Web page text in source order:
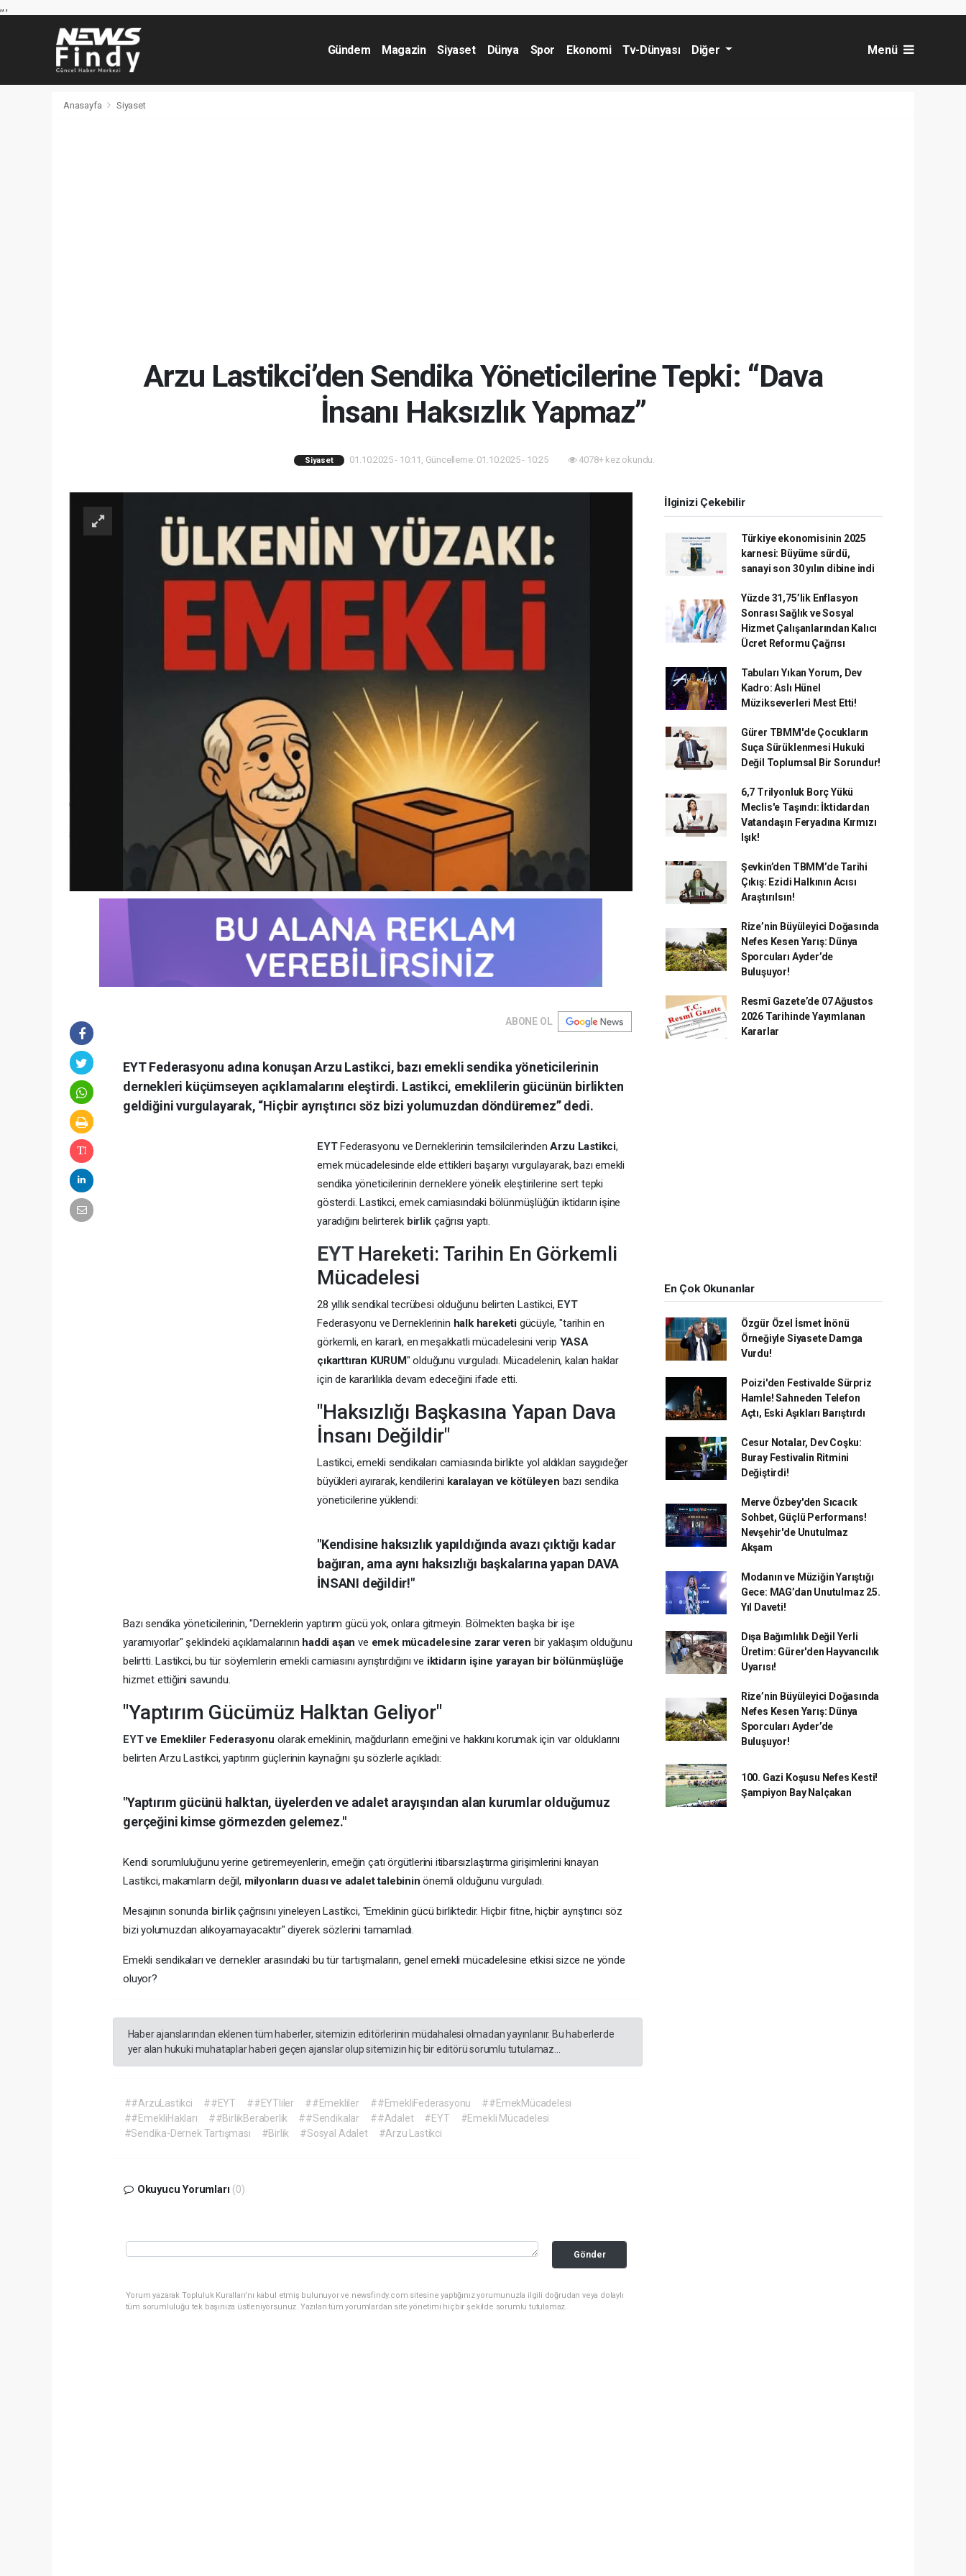
,,,
Gündem Magazin Siyaset Dünya Spor Ekonomi Tv-Dünyası Diğer Menü
Anasayfa Siyaset
Arzu Lastikci’den Sendika Yöneticilerine Tepki: “Dava
İnsanı Haksızlık Yapmaz”
Siyaset 01.10.2025 - 10:11, Güncelleme: 01.10.2025 - 10:25 4078+ kez okundu.
ABONE OL
EYT Federasyonu adına konuşan Arzu Lastikci, bazı emekli sendika yöneticilerinin
dernekleri küçümseyen açıklamalarını eleştirdi. Lastikci, emeklilerin gücünün birlikten
geldiğini vurgulayarak, “Hiçbir ayrıştırıcı söz bizi yolumuzdan döndüremez” dedi.
EYTFederasyonu ve Derneklerinin temsilcilerindenArzu Lastikci,
emek mücadelesinde elde ettikleri başarıyı vurgulayarak, bazı emekli
sendika yöneticilerinin derneklere yönelik eleştirilerine sert tepki
gösterdi. Lastikci, emek camiasındaki bölünmüşlüğün iktidarın işine
yaradığını belirterek birlik çağrısı yaptı.
EYT Hareketi: Tarihin En Görkemli
Mücadelesi
28 yıllık sendikal tecrübesi olduğunu belirten Lastikci, EYT
Federasyonu ve Derneklerinin halk hareketi gücüyle, "tarihin en
görkemli, en kararlı, en meşakkatli mücadelesini verip YASA
çıkarttıran KURUM" olduğunu vurguladı. Mücadelenin, kalan haklar
için de kararlılıkla devam edeceğini ifade etti.
"Haksızlığı Başkasına Yapan Dava
İnsanı Değildir"
Lastikci, emekli sendikaları camiasında birlikte yol aldıkları saygıdeğer
büyükleri ayırarak, kendilerini karalayan ve kötüleyen bazı sendika
yöneticilerine yüklendi:
"Kendisine haksızlık yapıldığında avazı çıktığı kadar
bağıran, ama aynı haksızlığı başkalarına yapan DAVA
İNSANI değildir!"
Bazı sendika yöneticilerinin, "Derneklerin yaptırım gücü yok, onlara gitmeyin. Bölmekten başka bir işe
yaramıyorlar" şeklindeki açıklamalarının haddi aşan ve emek mücadelesine zarar veren bir yaklaşım olduğunu
belirtti. Lastikci, bu tür söylemlerin emekli camiasını ayrıştırdığını ve iktidarın işine yarayan bir bölünmüşlüğe
hizmet ettiğini savundu.
"Yaptırım Gücümüz Halktan Geliyor"
EYTve Emekliler Federasyonu olarak emeklinin, mağdurların emeğini ve hakkını korumak için var olduklarını
belirten Arzu Lastikci, yaptırım güçlerinin kaynağını şu sözlerle açıkladı:
"Yaptırım gücünü halktan, üyelerden ve adalet arayışından alan kurumlar olduğumuz
gerçeğini kimse görmezden gelemez."
Kendi sorumluluğunu yerine getiremeyenlerin, emeğin çatı örgütlerini itibarsızlaştırma girişimlerini kınayan
Lastikci, makamların değil, milyonların duası ve adalet talebinin önemli olduğunu vurguladı.
Mesajının sonunda birlikçağrısını yineleyen Lastikci, "Emeklinin gücü birliktedir. Hiçbir fitne, hiçbir ayrıştırıcı söz
bizi yolumuzdan alıkoyamayacaktır" diyerek sözlerini tamamladı.
Emekli sendikaları ve dernekler arasındaki bu tür tartışmaların, genel emekli mücadelesine etkisi sizce ne yönde
oluyor?
Haber ajanslarından eklenen tüm haberler, sitemizin editörlerinin müdahalesi olmadan yayınlanır. Bu haberlerde
yer alan hukuki muhataplar haberi geçen ajanslar olup sitemizin hiç bir editörü sorumlu tutulamaz...
##ArzuLastikci ##EYT ##EYTliler ##Emekliler ##EmekliFederasyonu
##EmekMücadelesi
##EmekliHakları
##BirlikBeraberlik ##Sendikalar ##Adalet #EYT
#Emekli Mücadelesi
#Sendika-Dernek Tartışması
#Birlik #Sosyal Adalet #Arzu Lastikci
Okuyucu Yorumları (0)
Gönder
Yorum yazarak Topluluk Kuralları’nı kabul etmiş bulunuyor ve newsfindy.com sitesine yaptığınız yorumunuzla ilgili doğrudan veya dolaylı
tüm sorumluluğu tek başınıza üstleniyorsunuz. Yazılan tüm yorumlardan site yönetimi hiçbir şekilde sorumlu tutulamaz.
İlginizi Çekebilir
Türkiye ekonomisinin 2025
karnesi: Büyüme sürdü,
sanayi son 30 yılın dibine indi
Yüzde 31,75’lik Enflasyon
Sonrası Sağlık ve Sosyal
Hizmet Çalışanlarından Kalıcı
Ücret Reformu Çağrısı
Tabuları Yıkan Yorum, Dev
Kadro: Aslı Hünel
Müzikseverleri Mest Etti!
Gürer TBMM'de Çocukların
Suça Sürüklenmesi Hukuki
Değil Toplumsal Bir Sorundur!
6,7 Trilyonluk Borç Yükü
Meclis'e Taşındı: İktidardan
Vatandaşın Feryadına Kırmızı
Işık!
Şevkin’den TBMM’de Tarihi
Çıkış: Ezidi Halkının Acısı
Araştırılsın!
Rize’nin Büyüleyici Doğasında
Nefes Kesen Yarış: Dünya
Sporcuları Ayder’de
Buluşuyor!
Resmî Gazete’de 07 Ağustos
2026 Tarihinde Yayımlanan
Kararlar
En Çok Okunanlar
Özgür Özel İsmet İnönü
Örneğiyle Siyasete Damga
Vurdu!
Poizi'den Festivalde Sürpriz
Hamle! Sahneden Telefon
Açtı, Eski Aşıkları Barıştırdı
Cesur Notalar, Dev Coşku:
Buray Festivalin Ritmini
Değiştirdi!
Merve Özbey'den Sıcacık
Sohbet, Güçlü Performans!
Nevşehir'de Unutulmaz
Akşam
Modanın ve Müziğin Yarıştığı
Gece: MAG’dan Unutulmaz 25.
Yıl Daveti!
Dışa Bağımlılık Değil Yerli
Üretim: Gürer'den Hayvancılık
Uyarısı!
Rize’nin Büyüleyici Doğasında
Nefes Kesen Yarış: Dünya
Sporcuları Ayder’de
Buluşuyor!
100. Gazi Koşusu Nefes Kesti!
Şampiyon Bay Nalçakan